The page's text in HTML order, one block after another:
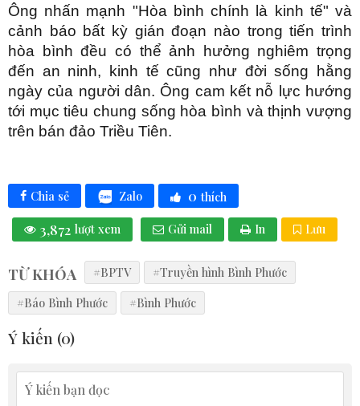
Ông nhấn mạnh "Hòa bình chính là kinh tế" và
cảnh báo bất kỳ gián đoạn nào trong tiến trình
hòa bình đều có thể ảnh hưởng nghiêm trọng
đến an ninh, kinh tế cũng như đời sống hằng
ngày của người dân. Ông cam kết nỗ lực hướng
tới mục tiêu chung sống hòa bình và thịnh vượng
trên bán đảo Triều Tiên.
Chia sẻ Zalo 0 thích
3,872 lượt xem Gửi mail In Lưu
TỪ KHÓA #BPTV
#Truyền hình Bình Phước
#Báo Bình Phước
#Bình Phước
Ý kiến (0)